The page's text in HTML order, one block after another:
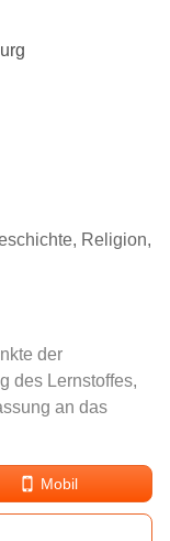
Religion,
der
des Lernstoffes,
an das
Mobil